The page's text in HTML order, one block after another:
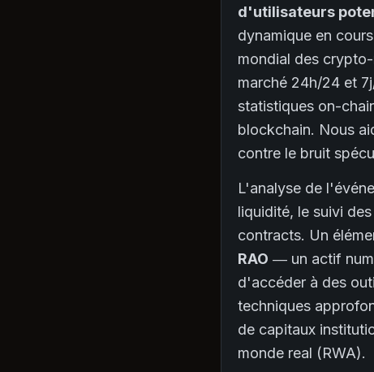
d'utilisateurs
dynamique en
mondial des
marché 24h/24 et
statistiques on-
blockchain. Nous
contre le bruit
L'analyse de
liquidité, le suivi
contracts. Un
RAO — un actif
d'accéder à des
techniques
de capitaux
monde real (RWA).